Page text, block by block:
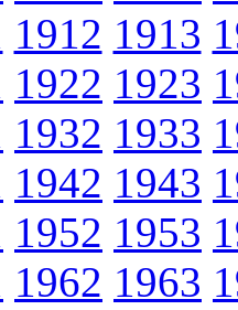
1912 1913
1922 1923
1932 1933
1942 1943
1952 1953
1962 1963